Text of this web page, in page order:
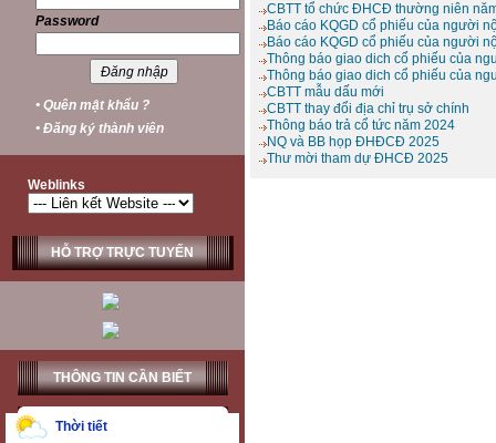
Password
• Quên mật khẩu ?
• Đăng ký thành viên
Weblinks
HỖ TRỢ TRỰC TUYẾN
THÔNG TIN CẦN BIẾT
Thời tiết
CBTT tổ chức ĐHCĐ thường niên
Báo cáo KQGD cổ phiếu của người
Báo cáo KQGD cổ phiếu của người
Thông báo giao dich cổ phiếu của
Thông báo giao dich cổ phiếu của
CBTT mẫu dấu mới
CBTT thay đổi địa chỉ trụ sở chính
Thông báo trả cổ tức năm 2024
NQ và BB họp ĐHĐCĐ 2025
Thư mời tham dự ĐHCĐ 2025